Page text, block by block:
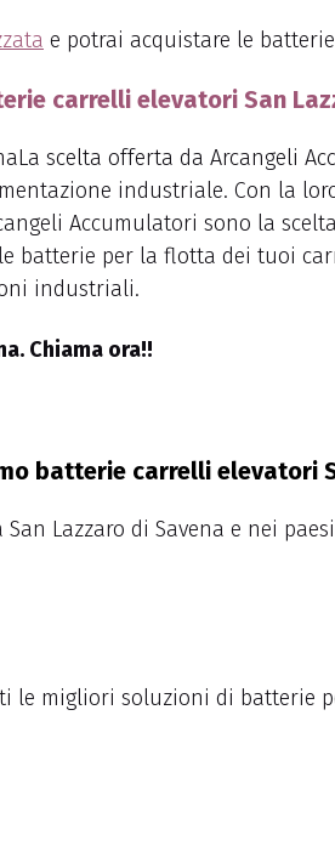
e potrai acquistare le
carrelli elevatori San
La scelta offerta da Arcangeli
industriale. Con la
Accumulatori sono la
batterie per la flotta dei tuoi
industriali.
Chiama ora!!
batterie carrelli elevatori
Lazzaro di Savena e nei
le migliori soluzioni di batterie